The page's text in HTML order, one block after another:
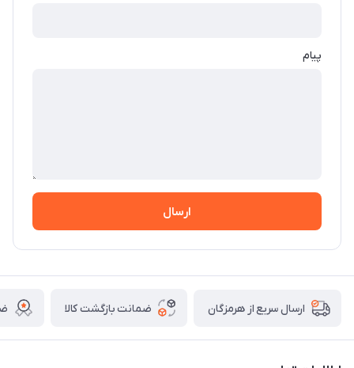
پیام
ارسال
ارسال سریع از هرمزگان ضمانت بازگشت کالا